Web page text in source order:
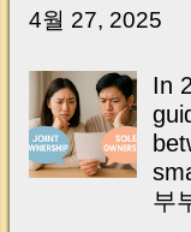
확
인
는
은
정
to
후
4월 27, 2025
In
부